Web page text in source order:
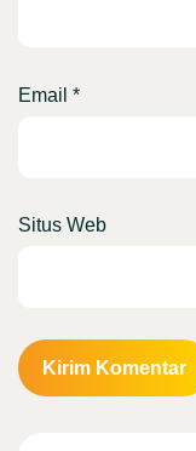
Email *
Situs Web